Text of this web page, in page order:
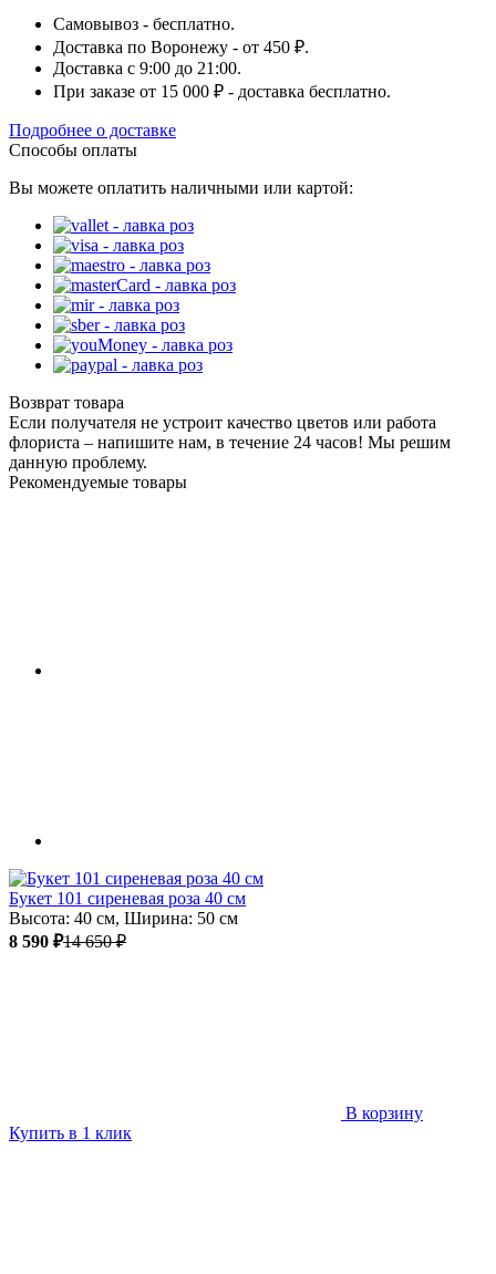
Самовывоз - бесплатно.
Доставка по Воронежу - от 450 ₽.
Доставка с 9:00 до 21:00.
При заказе от 15 000 ₽ - доставка бесплатно.
Подробнее о доставке
Способы оплаты
Вы можете оплатить наличными или картой:
Возврат товара
Если получателя не устроит качество цветов или работа
флориста – напишите нам, в течение 24 часов! Мы решим
данную проблему.
Рекомендуемые товары
Букет 101 сиреневая роза 40 см
Высота: 40 см, Ширина: 50 см
8 590 ₽14 650 ₽
В корзину
Купить в 1 клик